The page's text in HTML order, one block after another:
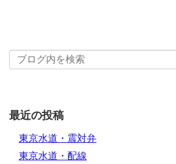
最近の投稿
東京水道・震対弁
東京水道・配線